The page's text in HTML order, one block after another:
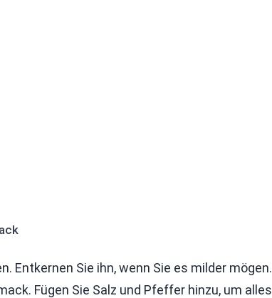
Entkernen Sie ihn, wenn Sie es milder mögen.
Fügen Sie Salz und Pfeffer hinzu, um alles